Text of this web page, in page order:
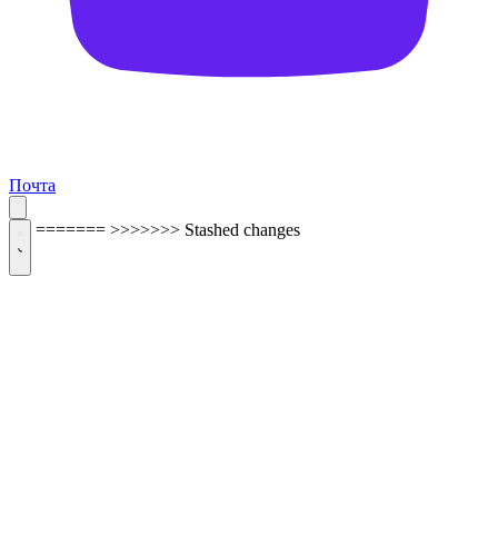
Почта
======= >>>>>>> Stashed changes